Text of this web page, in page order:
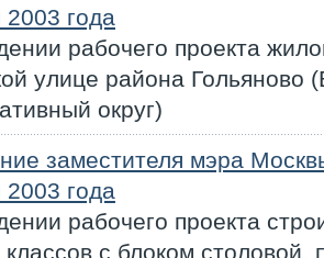
года
рабочего проекта
улице района Гольяново
округ)
заместителя мэра
года
рабочего проекта
с блоком столовой,